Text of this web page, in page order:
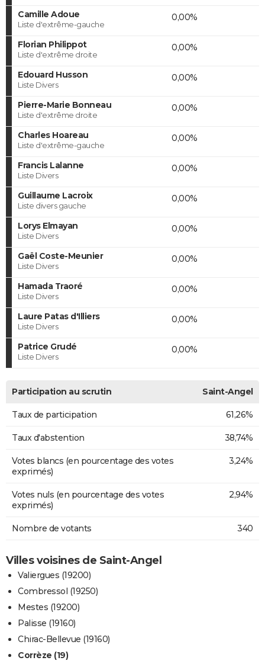
Camille Adoue
Liste d'extrême-gauche
0,00%
Florian Philippot
Liste d'extrême droite
0,00%
Edouard Husson
Liste Divers
0,00%
Pierre-Marie Bonneau
Liste d'extrême droite
0,00%
Charles Hoareau
Liste d'extrême-gauche
0,00%
Francis Lalanne
Liste Divers
0,00%
Guillaume Lacroix
Liste divers gauche
0,00%
Lorys Elmayan
Liste Divers
0,00%
Gaël Coste-Meunier
Liste Divers
0,00%
Hamada Traoré
Liste Divers
0,00%
Laure Patas d'Illiers
Liste Divers
0,00%
Patrice Grudé
Liste Divers
0,00%
Participation au scrutin Saint-Angel
Taux de participation 61,26%
Taux d'abstention 38,74%
Votes blancs (en pourcentage des votes
exprimés)
3,24%
Votes nuls (en pourcentage des votes
exprimés)
2,94%
Nombre de votants 340
Villes voisines de Saint-Angel
Valiergues (19200)
Combressol (19250)
Mestes (19200)
Palisse (19160)
Chirac-Bellevue (19160)
Corrèze (19)